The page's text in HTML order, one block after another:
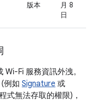
版本
月 8
日
Fi 服務資訊外洩。
例如 Signature 或
式無法存取的權限)，